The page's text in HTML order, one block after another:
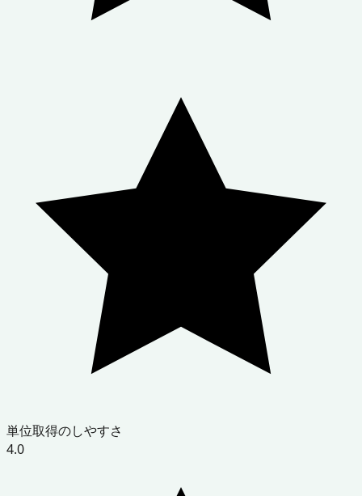
単位取得のしやすさ
4.0